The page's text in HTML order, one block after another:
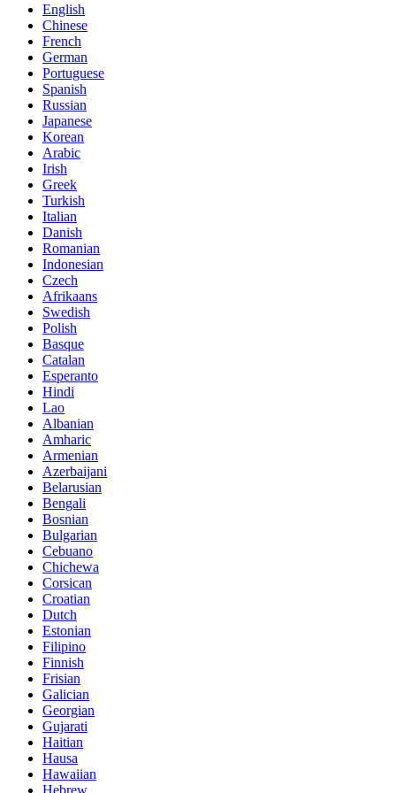
English
Chinese
French
German
Portuguese
Spanish
Russian
Japanese
Korean
Arabic
Irish
Greek
Turkish
Italian
Danish
Romanian
Indonesian
Czech
Afrikaans
Swedish
Polish
Basque
Catalan
Esperanto
Hindi
Lao
Albanian
Amharic
Armenian
Azerbaijani
Belarusian
Bengali
Bosnian
Bulgarian
Cebuano
Chichewa
Corsican
Croatian
Dutch
Estonian
Filipino
Finnish
Frisian
Galician
Georgian
Gujarati
Haitian
Hausa
Hawaiian
Hebrew